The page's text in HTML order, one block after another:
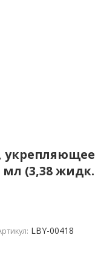
укрепляющее
мл (3,38 жидк.
LBY-00418